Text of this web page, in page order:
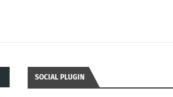
SOCIAL PLUGIN